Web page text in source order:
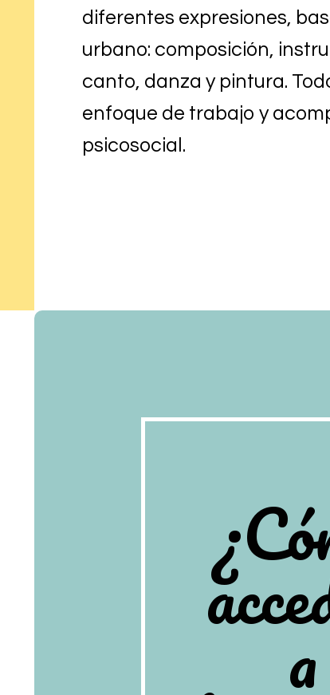
diferentes expresiones,
urbano: composición,
canto, danza y pintura.
enfoque de trabajo y
psicosocial.
a